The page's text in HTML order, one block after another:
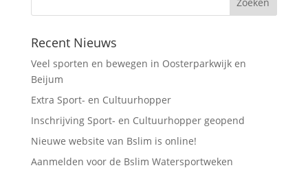
Recent Nieuws
Veel sporten en bewegen in Oosterparkwijk en
Beijum
Extra Sport- en Cultuurhopper
Inschrijving Sport- en Cultuurhopper geopend
Nieuwe website van Bslim is online!
Aanmelden voor de Bslim Watersportweken